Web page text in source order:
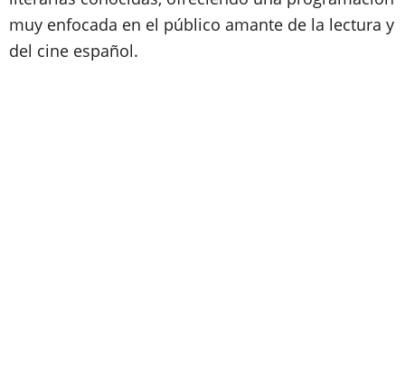
muy enfocada en el público amante de la lectura y
del cine español.